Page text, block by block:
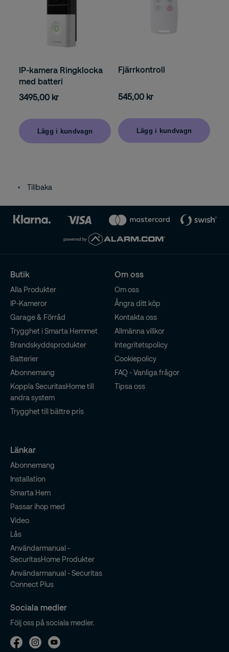
IP-kamera Ringklocka
med batteri
3495,00 kr
Lägg i kundvagn
Fjärrkontroll
545,00 kr
Lägg i kundvagn
Tillbaka
Butik
Alla Produkter
IP-Kameror
Garage & Förråd
Trygghet i Smarta Hemmet
Brandskyddsprodukter
Batterier
Abonnemang
Koppla SecuritasHome till
andra system
Trygghet till bättre pris
Om oss
Om oss
Ångra ditt köp
Kontakta oss
Allmänna villkor
Integritetspolicy
Cookiepolicy
FAQ - Vanliga frågor
Tipsa oss
Länkar
Abonnemang
Installation
Smarta Hem
Passar ihop med
Video
Lås
Användarmanual -
SecuritasHome Produkter
Användarmanual - Securitas
Connect Plus
Sociala medier
Följ oss på sociala medier.